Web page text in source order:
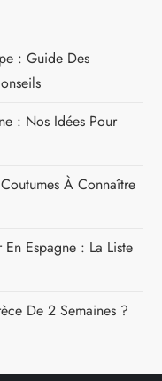
: Guide Des
: Nos Idées Pour
À Connaître
Espagne : La Liste
De 2 Semaines ?